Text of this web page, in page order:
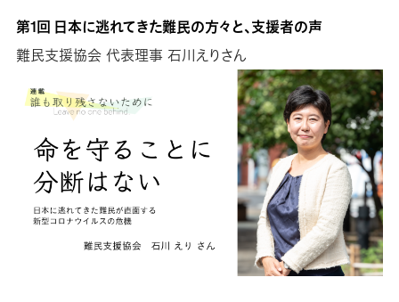
第1回 日本に逃れてきた難民の方々と、支援者の声
難民支援協会 代表理事 石川えりさん